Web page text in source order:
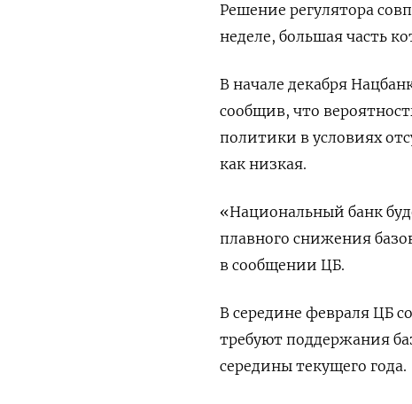
Решение регулятора
неделе, большая часть
В начале декабря
сообщив, что
политики в условиях
как низкая.
«Национальный банк
плавного снижения
в сообщении ЦБ.
В середине февраля ЦБ
требуют поддержания
середины текущего года.